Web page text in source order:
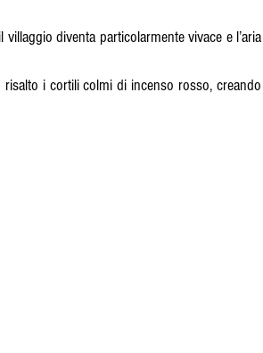
villaggio diventa particolarmente vivace e l’aria
i cortili colmi di incenso rosso, creando